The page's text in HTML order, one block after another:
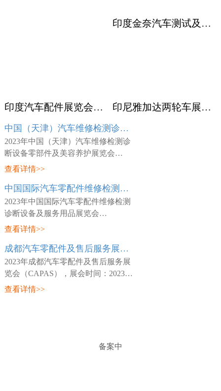
印度汽车配件展览会ACMA
印度金奈汽车测试及质量监控展览会 Automotive Testing Expo
印尼雅加达两轮车展览会 INABIKE
中国（天津）汽车维修检测诊断设备零部件及美容养护展览会 AMR
2023年中国（天津）汽车维修检测诊
断设备零部件及美容养护展览会
（AMR），展会时间：2023年03月23
咸水沽镇国展大道888号-国家会展中
心(天津)，主
查看详情>>
中国国际汽车零配件维修检测诊断设备及服务用品展览会 Automechanika Shanghai
2023年中国国际汽车零配件维修检测
诊断设备及服务用品展览会
（Automechanika Shanghai），展会时
地点：中国-深圳-宝安区福海街道展城
路1号-深圳国际会
查看详情>>
成都汽车零配件及售后服务展览会 CAPAS
2023年成都汽车零配件及售后服务展
览会（CAPAS），展会时间：2023年
05月18日~05月20日，展会地点：中
查看详情>>
备案中